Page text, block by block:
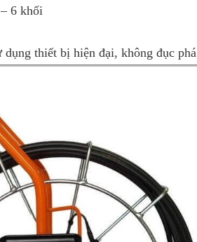
6 khối
thiết bị hiện đại, không đục phá